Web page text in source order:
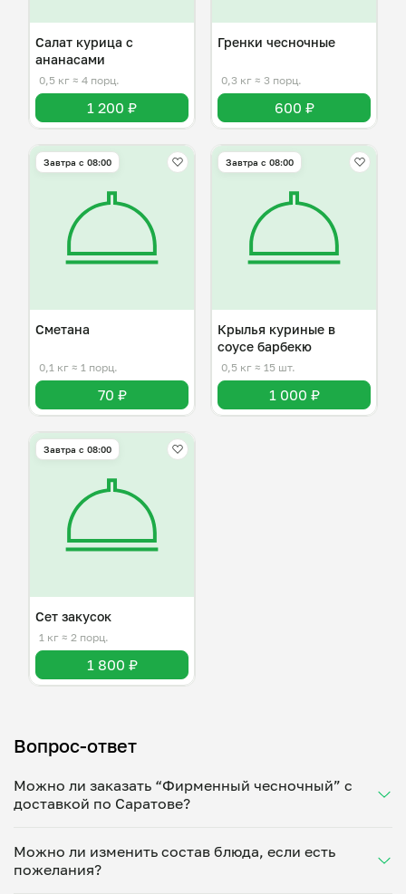
Салат курица с
ананасами
0,5 кг ≈ 4 порц.
1 200 ₽
Гренки чесночные
0,3 кг ≈ 3 порц.
600 ₽
Завтра c 08:00
Сметана
0,1 кг ≈ 1 порц.
70 ₽
Завтра c 08:00
Крылья куриные в
соусе барбекю
0,5 кг ≈ 15 шт.
1 000 ₽
Завтра c 08:00
Сет закусок
1 кг ≈ 2 порц.
1 800 ₽
Вопрос-ответ
Можно ли заказать “Фирменный чесночный” с
доставкой по Саратове?
Укажите удобное время — и получите свежее
домашнее блюдо в большой порции прямо с плиты.
Можно ли изменить состав блюда, если есть
пожелания?